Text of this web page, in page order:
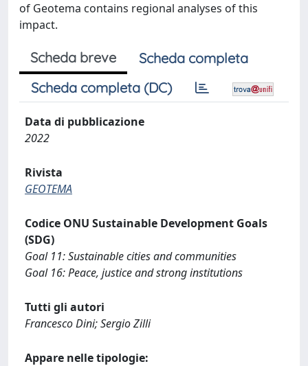
of Geotema contains regional analyses of this
impact.
Scheda breve
Scheda completa
Scheda completa (DC)
Data di pubblicazione
2022
Rivista
GEOTEMA
Codice ONU Sustainable Development Goals
(SDG)
Goal 11: Sustainable cities and communities
Goal 16: Peace, justice and strong institutions
Tutti gli autori
Francesco Dini; Sergio Zilli
Appare nelle tipologie: